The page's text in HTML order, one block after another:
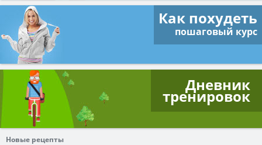
Как похудеть
пошаговый курс
Дневник
тренировок
Новые рецепты